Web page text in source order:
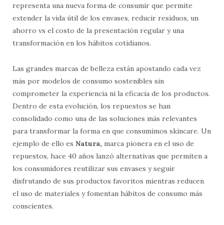
representa una nueva forma de consumir que permite
extender la vida útil de los envases, reducir residuos, un
ahorro vs el costo de la presentación regular y una
transformación en los hábitos cotidianos.
Las grandes marcas de belleza están apostando cada vez
más por modelos de consumo sostenibles sin
comprometer la experiencia ni la eficacia de los productos.
Dentro de esta evolución, los repuestos se han
consolidado como una de las soluciones más relevantes
para transformar la forma en que consumimos skincare. Un
ejemplo de ello es Natura, marca pionera en el uso de
repuestos, hace 40 años lanzó alternativas que permiten a
los consumidores reutilizar sus envases y seguir
disfrutando de sus productos favoritos mientras reducen
el uso de materiales y fomentan hábitos de consumo más
conscientes.